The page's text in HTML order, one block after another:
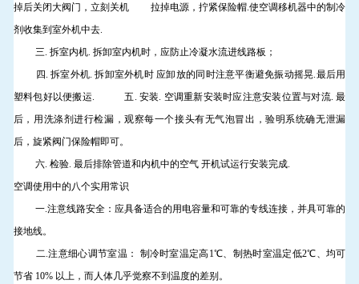
掉后关闭大阀门，立刻关机 拉掉电源，拧紧保险帽.使空调移机器中的制冷
剂收集到室外机中去.
三. 拆室内机. 拆卸室内机时，应防止冷凝水流进线路板；
四. 拆室外机. 拆卸室外机时 应卸放的同时注意平衡避免振动摇晃.最后用
塑料包好以便搬运. 五. 安装. 空调重新安装时应注意安装位置与对流. 最
后，用洗涤剂进行检漏，观察每一个接头有无气泡冒出，验明系统确无泄漏
后，旋紧阀门保险帽即可。
六. 检验. 最后排除管道和内机中的空气 开机试运行安装完成.
空调使用中的八个实用常识
一.注意线路安全：应具备适合的用电容量和可靠的专线连接，并具可靠的
接地线。
二.注意细心调节室温： 制冷时室温定高1℃、制热时室温定低2℃、均可
节省 10% 以上，而人体几乎觉察不到温度的差别。